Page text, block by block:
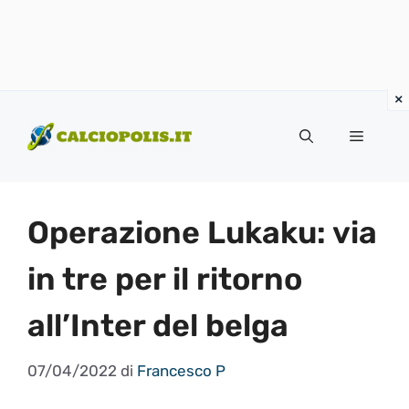
contenuto
Menu
Operazione Lukaku: via
in tre per il ritorno
all’Inter del belga
07/04/2022 di Francesco P